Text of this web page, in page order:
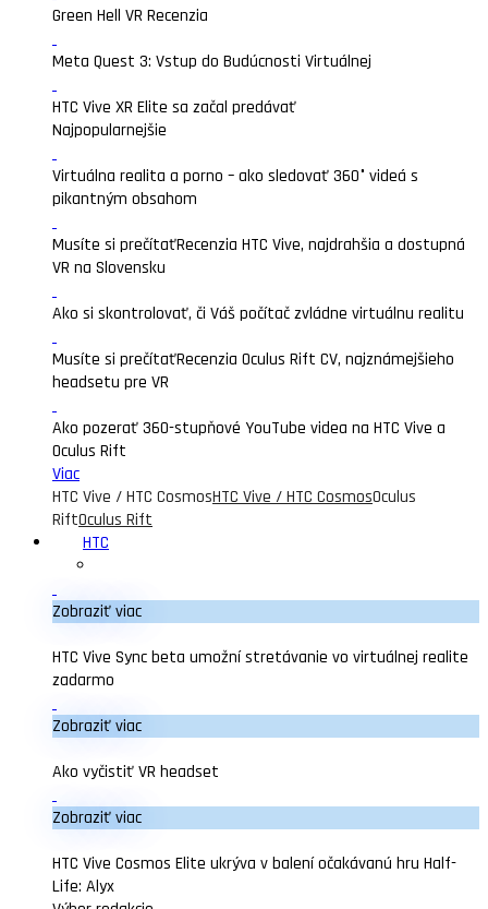
Green Hell VR Recenzia
Meta Quest 3: Vstup do Budúcnosti Virtuálnej
HTC Vive XR Elite sa začal predávať
Najpopularnejšie
Virtuálna realita a porno – ako sledovať 360° videá s
pikantným obsahom
Musíte si prečítaťRecenzia HTC Vive, najdrahšia a dostupná
VR na Slovensku
Ako si skontrolovať, či Váš počítač zvládne virtuálnu realitu
Musíte si prečítaťRecenzia Oculus Rift CV, najznámejšieho
headsetu pre VR
Ako pozerať 360-stupňové YouTube videa na HTC Vive a
Oculus Rift
Viac
HTC Vive / HTC CosmosHTC Vive / HTC CosmosOculus
RiftOculus Rift
HTC
Zobraziť viac
HTC Vive Sync beta umožní stretávanie vo virtuálnej realite
zadarmo
Zobraziť viac
Ako vyčistiť VR headset
Zobraziť viac
HTC Vive Cosmos Elite ukrýva v balení očakávanú hru Half-
Life: Alyx